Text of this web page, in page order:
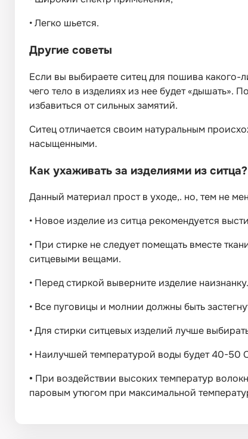
•Легко шьется.
Другие советы
Если вы выбираете ситец для пошива какого-
чего тело в изделиях из нее будет «дышать».
избавиться от сильных замятий.
Ситец отличается своим натуральным
насыщенными.
Как ухаживать за изделиями из ситца?
Данный материал прост в уходе,. но, тем не
• Новое изделие из ситца рекомендуется
• При стирке не следует помещать вместе
ситцевыми вещами.
• Перед стиркой выверните изделие наизнанку.
• Все пуговицы и молнии должны быть
•Для стирки ситцевых изделий лучше
• Наилучшей температурой воды будет 40-50
• При воздействии высоких температур
паровым утюгом при максимальной